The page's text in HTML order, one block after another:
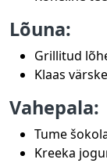
Lõuna:
Grillitud
Klaas
Vahepala:
Tume
Kreeka